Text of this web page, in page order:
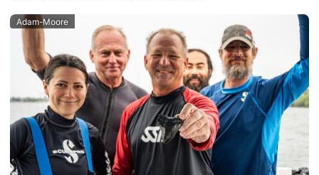
Adam-Moore